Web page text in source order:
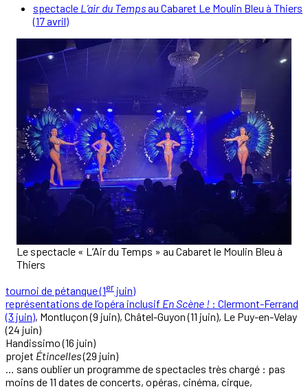
spectacle L’air du Tempsau Cabaret Le Moulin Bleu à Thiers
(17 avril)
Le spectacle « L’Air du Temps » au Cabaret le Moulin Bleu à
Thiers
tournoi de pétanque (1er juin)
représentations de l’opéra inclusif En Scène ! : Clermont-Ferrand
(3 juin), Montluçon (9 juin), Châtel-Guyon (11 juin), Le Puy-en-Velay
(24 juin)
Handissimo (16 juin)
projet Étincelles(29 juin)
… sans oublier un programme de spectacles très chargé : pas
moins de 11 dates de concerts, opéras, cinéma, cirque,